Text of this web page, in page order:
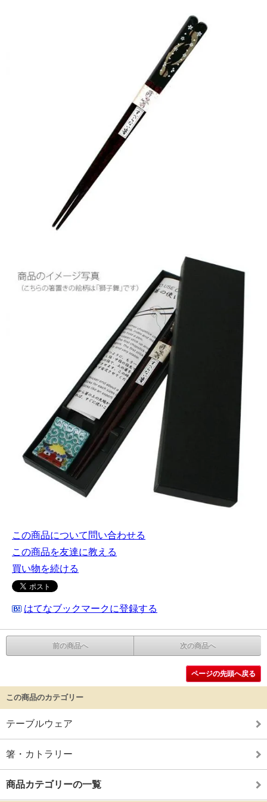
この商品について問い合わせる
この商品を友達に教える
買い物を続ける
はてなブックマークに登録する
前の商品へ 次の商品へ
ページの先頭へ戻る
この商品のカテゴリー
テーブルウェア
箸・カトラリー
商品カテゴリーの一覧